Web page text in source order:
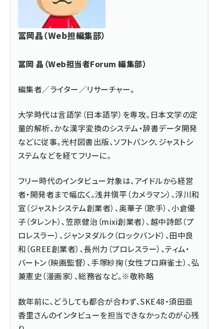
冨岡晶（Web担編集部）
冨岡 晶（Web担当者Forum 編集部）
編集者／ライター／リサーチャー。
大学時代は言語学（日本語学）を専攻。日本文学の定
量的解析、かな漢字変換のシステム・辞書データ開発
などに従事。光村図書出版、ソフトバンク、ジャストシ
ステムなどを経てフリーに。
フリー時代のインタビュー対象は、アイドルから経営
者・開発者まで幅広く。浅井愼平（カメラマン）、浮川和
宣（ジャストシステム創業者）、奥華子（歌手）、小倉優
子（タレント）、笠原健治（mixi創業者）、越中詩郎（プ
ロレスラー）、ジャンヌダルク（ロックバンド）、田中良
和（GREE創業者）、長州力（プロレスラー）、ティム・
バートン（映画監督）、手塚紗掬（女性プロ麻雀士）、弘
兼憲史（漫画家）、総務省など。※敬称略
数年前に、どうしても都合が合わず、SKE48・須田亜
香里さんのインタビューを担当できなかったのが心残